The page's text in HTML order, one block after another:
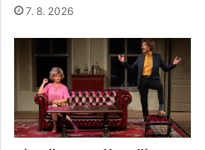
7. 8. 2026